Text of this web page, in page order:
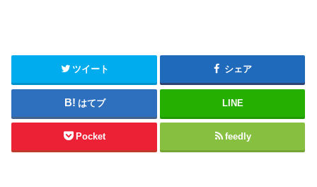
ツイート シェア
はてブ LINE
Pocket feedly